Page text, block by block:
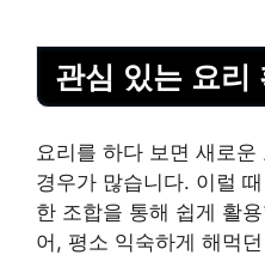
관심 있는 요리
요리를 하다 보면 새로
경우가 많습니다. 이럴
한 조합을 통해 쉽게 활
어, 평소 익숙하게 해먹